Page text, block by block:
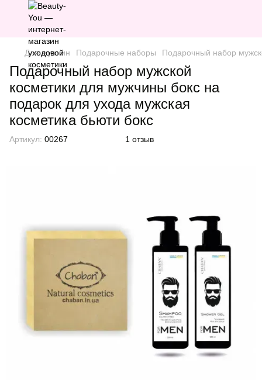
Для мужчин Подарочные наборы Подарочный набор
Подарочный набор мужской
косметики для мужчины бокс на
подарок для ухода мужская
косметика бьюти бокс
Артикул: 00267 1 отзыв